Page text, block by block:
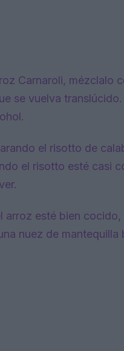
Carnaroli, mézclalo
se vuelva
el risotto de
el risotto esté casi
arroz esté bien
nuez de